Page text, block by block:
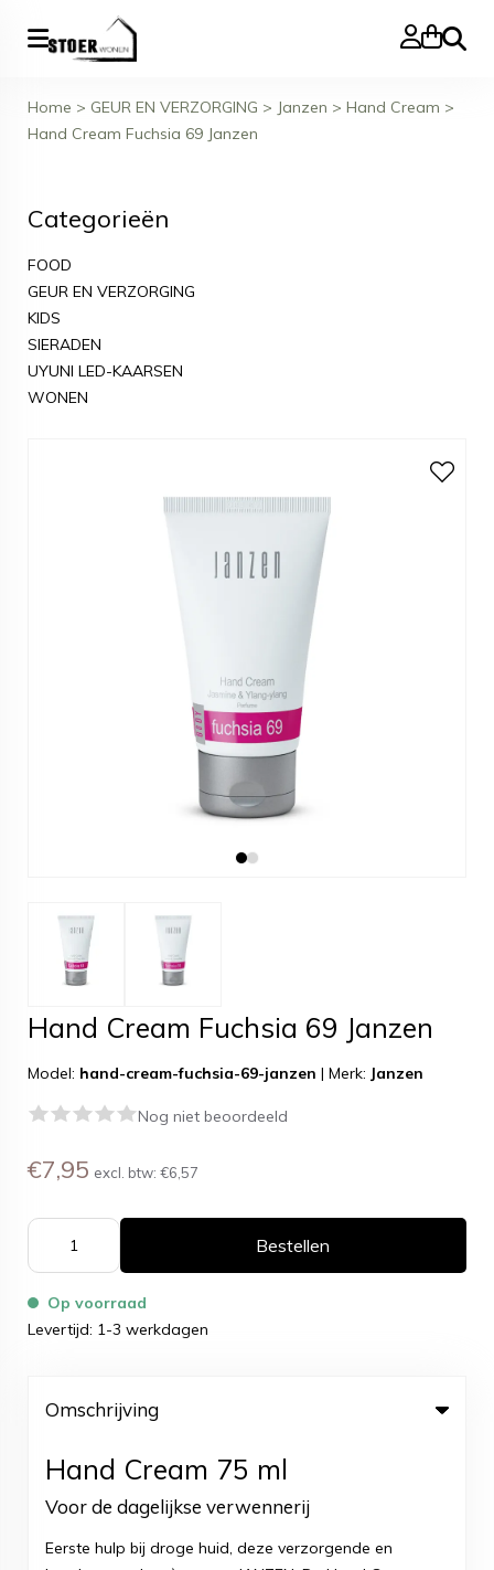
Zoeken
Home > GEUR EN VERZORGING > Janzen > Hand Cream >
Hand Cream Fuchsia 69 Janzen
Categorieën
FOOD
GEUR EN VERZORGING
KIDS
SIERADEN
UYUNI LED-KAARSEN
WONEN
Hand Cream Fuchsia 69 Janzen
Model: hand-cream-fuchsia-69-janzen | Merk: Janzen
Nog niet beoordeeld
€7,95 excl. btw: €6,57
Bestellen
Op voorraad
Levertijd: 1-3 werkdagen
Omschrijving
Hand Cream 75 ml
Voor de dagelijkse verwennerij
Eerste hulp bij droge huid, deze verzorgende en